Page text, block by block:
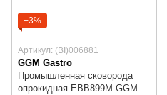
−3%
Артикул: (BI)006881
GGM Gastro
Промышленная сковорода
опрокидная EBB899M GGM